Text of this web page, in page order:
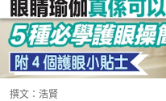
撰文： 浩賢